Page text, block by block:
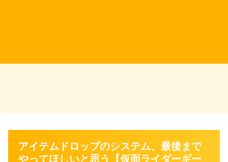
アイテムドロップのシステム、最後まで
やってほしいと思う【仮面ライダーギー